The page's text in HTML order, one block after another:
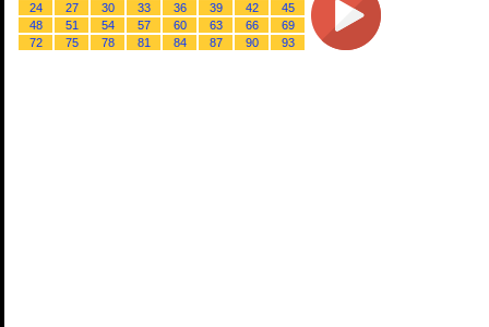
24
27 30 33 36 39 42
45
48
51 54 57 60 63 66
69
72
75 78 81 84 87 90 93